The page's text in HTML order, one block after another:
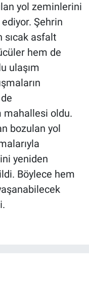
yol zeminlerini
Şehrin
sıcak asfalt
hem de
ulaşım
mahallesi oldu.
bozulan yol
yeniden
Böylece hem